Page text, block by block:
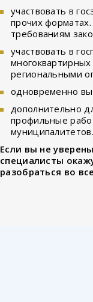
участвовать в
прочих
требованиям
участвовать в
региональными
одновременно
дополнительно
профильные
муниципалитетов.
Если вы не
специалисты
разобраться во